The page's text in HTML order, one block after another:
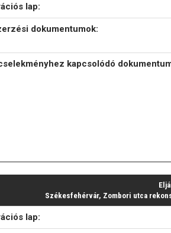
lap:
dokumentumok:
kapcsolódó
Székesfehérvár, Zombori utca
lap: